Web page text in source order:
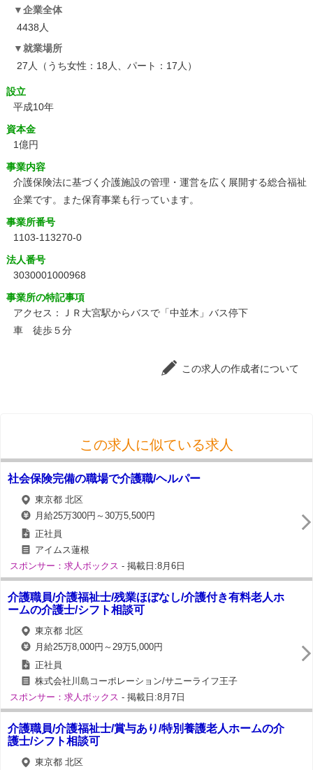
企業全体
4438人
就業場所
27人（うち女性：18人、パート：17人）
設立
平成10年
資本金
1億円
事業内容
介護保険法に基づく介護施設の管理・運営を広く展開する総合福祉
企業です。また保育事業も行っています。
事業所番号
1103-113270-0
法人番号
3030001000968
事業所の特記事項
アクセス：ＪＲ大宮駅からバスで「中並木」バス停下
車 徒歩５分
この求人の作成者について
この求人に似ている求人
社会保険完備の職場で介護職/ヘルパー
東京都 北区
月給25万300円～30万5,500円
正社員
アイムス蓮根
スポンサー：求人ボックス - 掲載日:8月6日
介護職員/介護福祉士/残業ほぼなし/介護付き有料老人ホ
ームの介護士/シフト相談可
東京都 北区
月給25万8,000円～29万5,000円
正社員
株式会社川島コーポレーション/サニーライフ王子
スポンサー：求人ボックス - 掲載日:8月7日
介護職員/介護福祉士/賞与あり/特別養護老人ホームの介
護士/シフト相談可
東京都 北区